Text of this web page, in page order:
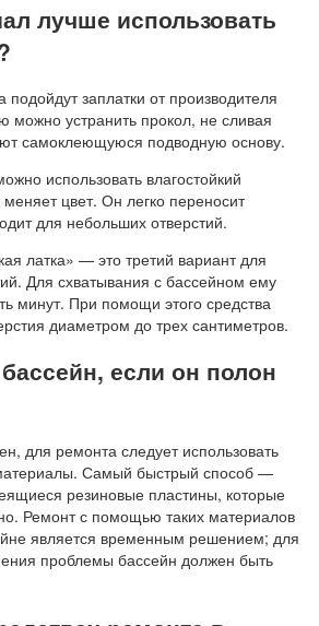
лучше использовать
подойдут заплатки от производителя
устранить прокол, не сливая
самоклеющуюся подводную основу.
использовать влагостойкий
цвет. Он легко переносит
для небольших отверстий.
латка» — это третий вариант для
Для схватывания с бассейном ему
минут. При помощи этого средства
диаметром до трех сантиметров.
если он полон
для ремонта следует использовать
Самый быстрый способ —
резиновые пластины, которые
Ремонт с помощью таких материалов
является временным решением; для
проблемы бассейн должен быть